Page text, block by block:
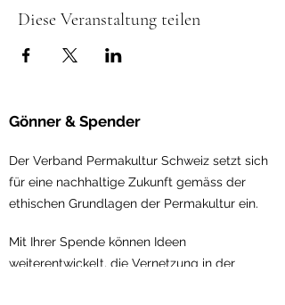
Diese Veranstaltung teilen
Gönner & Spender
Der Verband Permakultur Schweiz setzt sich
für eine nachhaltige Zukunft gemäss der
ethischen Grundlagen der Permakultur ein.
Mit Ihrer Spende können Ideen
weiterentwickelt, die Vernetzung in der